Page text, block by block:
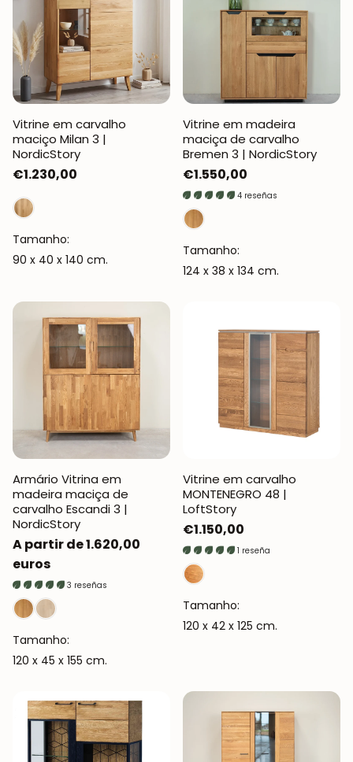
Vitrine em carvalho
maciço Milan 3 |
NordicStory
Preço
normal
€1.230,00
Tamanho:
90 x 40 x 140 cm.
Vitrine em madeira
maciça de carvalho
Bremen 3 | NordicStory
Preço
normal
€1.550,00
4 reseñas
Tamanho:
124 x 38 x 134 cm.
Armário Vitrina em
madeira maciça de
carvalho Escandi 3 |
NordicStory
Preço
normal
A partir de 1.620,00
euros
3 reseñas
Tamanho:
120 x 45 x 155 cm.
Vitrine em carvalho
MONTENEGRO 48 |
LoftStory
Preço
normal
€1.150,00
1 reseña
Tamanho:
120 x 42 x 125 cm.